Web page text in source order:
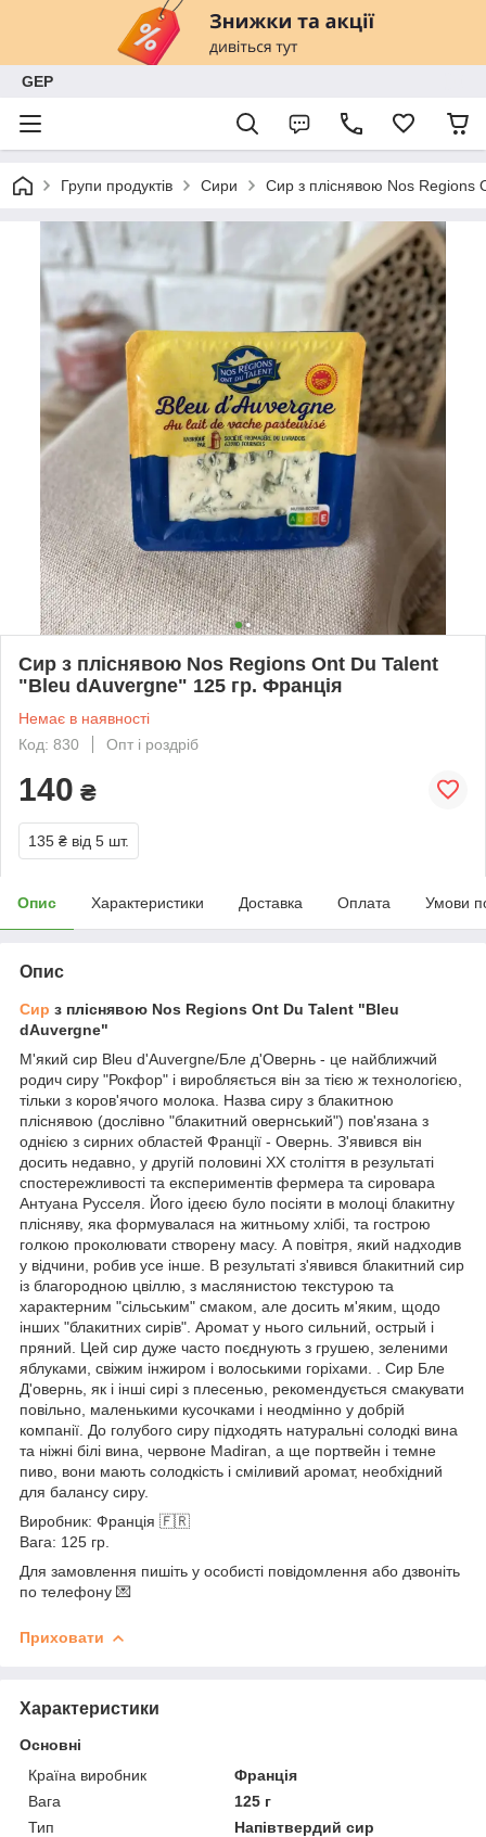
GEP
Групи продуктів Сири Сир з пліснявою Nos Regions
Сир з пліснявою Nos Regions Ont Du Talent
"Bleu dAuvergne" 125 гр. Франція
Немає в наявності
Код: 830
Опт і роздріб
140 ₴
135 ₴ від 5 шт.
Опис Характеристики Доставка Оплата Умови
Опис
Сир з пліснявою Nos Regions Ont Du Talent "Bleu
dAuvergne"
М'який сир Bleu d'Auvergne/Бле д'Овернь - це найближчий
родич сиру "Рокфор" і виробляється він за тією ж технологією,
тільки з коров'ячого молока. Назва сиру з блакитною
пліснявою (дослівно "блакитний овернський") пов'язана з
однією з сирних областей Франції - Овернь. З'явився він
досить недавно, у другій половині ХХ століття в результаті
спостережливості та експериментів фермера та сировара
Антуана Русселя. Його ідеєю було посіяти в молоці блакитну
плісняву, яка формувалася на житньому хлібі, та гострою
голкою проколювати створену масу. А повітря, який надходив
у відчини, робив усе інше. В результаті з'явився блакитний сир
із благородною цвіллю, з маслянистою текстурою та
характерним "сільським" смаком, але досить м'яким, щодо
інших "блакитних сирів". Аромат у нього сильний, острый і
пряний. Цей сир дуже часто поєднують з грушею, зеленими
яблуками, свіжим інжиром і волоськими горіхами. . Сир Бле
Д'овернь, як і інші сирі з плесенью, рекомендується смакувати
повільно, маленькими кусочками і неодмінно у добрій
компанії. До голубого сиру підходять натуральні солодкі вина
та ніжні білі вина, червоне Madiran, а ще портвейн і темне
пиво, вони мають солодкість і сміливий аромат, необхідний
для балансу сиру.
Виробник: Франція 🇫🇷
Вага: 125 гр.
Для замовлення пишіть у особисті повідомлення або дзвоніть
по телефону 💌
Приховати
Характеристики
Основні
Країна виробник
Франція
Вага
125 г
Тип
Напівтвердий сир